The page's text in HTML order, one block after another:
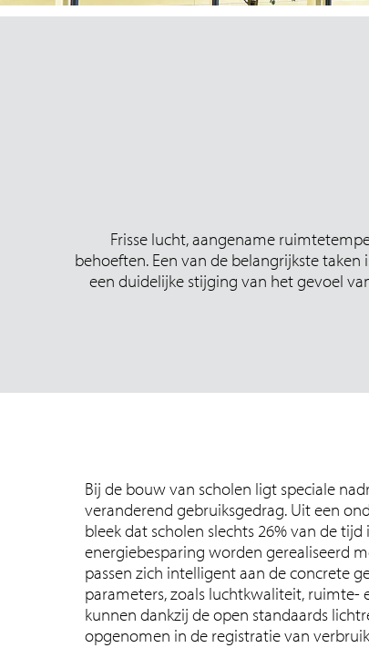
Frisse lucht, aangename
behoeften. Een van de belangrijkste
een duidelijke stijging van het gevoel
Bij de bouw van scholen ligt speciale
veranderend gebruiksgedrag. Uit een
bleek dat scholen slechts 26% van de
energiebesparing worden gerealiseerd
passen zich intelligent aan de concrete
parameters, zoals luchtkwaliteit,
kunnen dankzij de open standaards
opgenomen in de registratie van